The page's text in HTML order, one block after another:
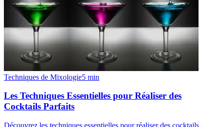
Techniques de Mixologie5 min
Les Techniques Essentielles pour Réaliser des
Cocktails Parfaits
Découvrez les techniques essentielles pour réaliser des cocktails